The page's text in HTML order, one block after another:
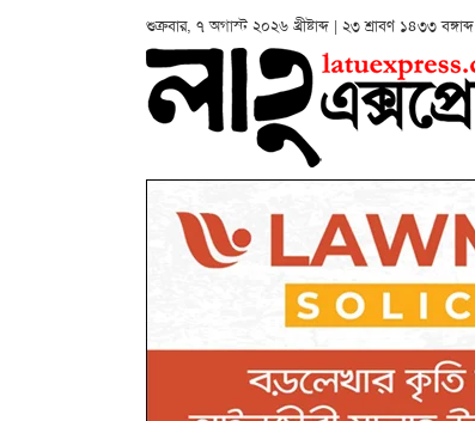
শুক্রবার, ৭ অগাস্ট ২০২৬ খ্রীষ্টাব্দ | ২৩ শ্রাবণ ১৪৩৩ বঙ্গাব্দ